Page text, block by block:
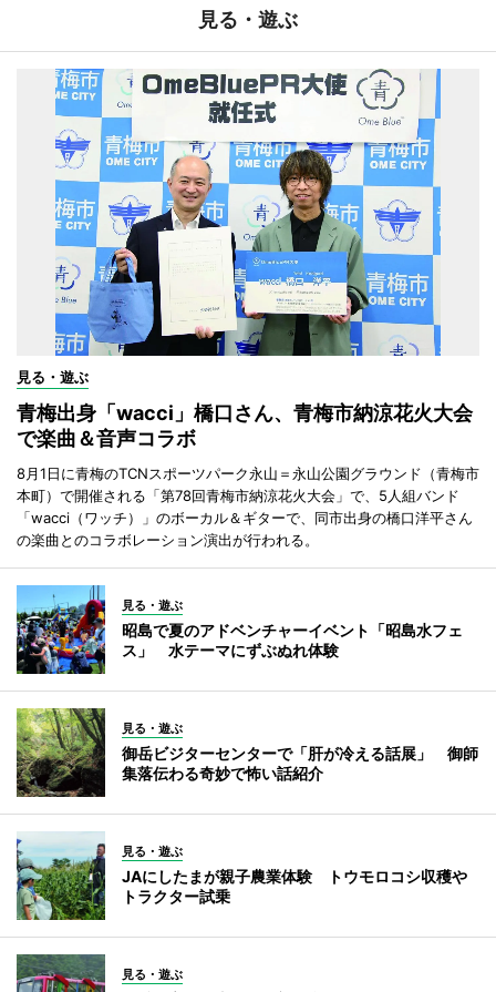
見る・遊ぶ
見る・遊ぶ
青梅出身「wacci」橋口さん、青梅市納涼花火大会
で楽曲＆音声コラボ
8月1日に青梅のTCNスポーツパーク永山＝永山公園グラウンド（青梅市
本町）で開催される「第78回青梅市納涼花火大会」で、5人組バンド
「wacci（ワッチ）」のボーカル＆ギターで、同市出身の橋口洋平さん
の楽曲とのコラボレーション演出が行われる。
見る・遊ぶ
昭島で夏のアドベンチャーイベント「昭島水フェ
ス」 水テーマにずぶぬれ体験
見る・遊ぶ
御岳ビジターセンターで「肝が冷える話展」 御師
集落伝わる奇妙で怖い話紹介
見る・遊ぶ
JAにしたまが親子農業体験 トウモロコシ収穫や
トラクター試乗
見る・遊ぶ